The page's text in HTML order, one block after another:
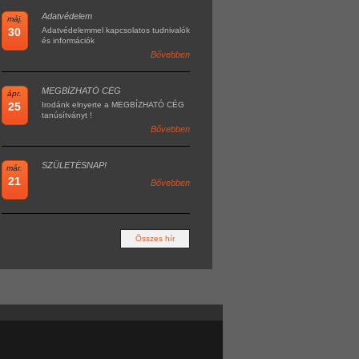
máj.
30
Adatvédelem
Adatvédelemmel kapcsolatos tudnivalók
és információk
Bővebben
ápr.
25
MEGBÍZHATÓ CÉG
Irodánk elnyerte a MEGBÍZHATÓ CÉG
tanúsítványt !
Bővebben
már.
21
SZÜLETÉSNAP!
Bővebben
Összes hír